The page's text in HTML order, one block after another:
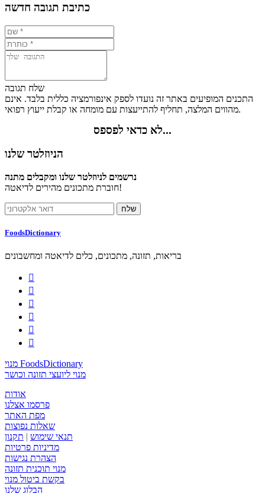
כתיבת תגובה חדשה
שלח תגובה
התכנים המופיעים באתר זה נועדו לספק אינפורמציה כללית בלבד. אינם
מהווים המלצה, תחליף להתייעצות עם מומחה או קבלת ייעוץ רפואי.
לא כדאי לפספס...
הניוזלטר שלנו
נרשמים לניוזלטר שלנו ומקבלים מתנה
חוברת מתכונים מהירים לדיאטה!
FoodsDictionary
בריאות, תזונה, מתכונים, כלים לדיאטה ומחשבונים






מנוי FoodsDictionary
מנוי ליועצי תזונה וכושר
אודות
פרסמו אצלנו
מפת האתר
שאלות נפוצות
תנאי שימוש | תקנון
מדיניות פרטיות
הצהרת נגישות
מנוי תוכנית תזונה
בקשת ביטול מנוי
הבלוג שלנו